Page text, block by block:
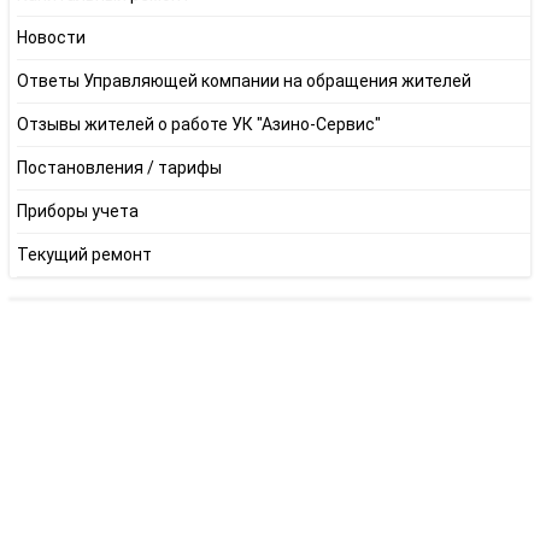
Новости
Ответы Управляющей компании на обращения жителей
Отзывы жителей о работе УК "Азино-Сервис"
Постановления / тарифы
Приборы учета
Текущий ремонт